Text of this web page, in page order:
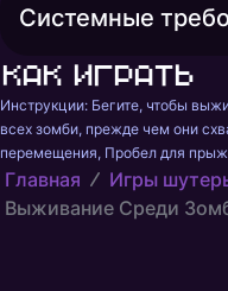
Системные
Как играть
Инструкции: Бегите, чтобы
всех зомби, прежде чем они
перемещения, Пробел для
Главная
Игры
Выживание Среди